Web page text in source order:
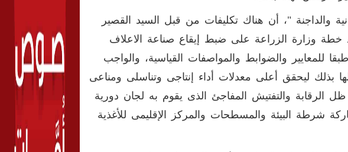
والداجنة "، أن هناك تكليفات من قبل السيد القصير
خطة وزارة الزراعة على ضبط إيقاع صناعة الاعلاف
للمعايير والضوابط والمواصفات القياسية، والواجب
بذلك ليحقق أعلى معدلات أداء إنتاجى وتناسلى ومناعى
الرقابة والتفتيش المفاجئ الذى يقوم به لجان دورية
شرطة البيئة والمسطحات والمركز الإقليمى للأغذية